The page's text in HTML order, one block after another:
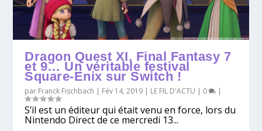
Dragon Quest XI, Final Fantasy 7
et 9… Un véritable festival
Square-Enix sur Switch !
par Franck Fischbach | Fév 14, 2019 | LE FIL D'ACTU | 0 |
S’il est un éditeur qui était venu en force, lors du
Nintendo Direct de ce mercredi 13...